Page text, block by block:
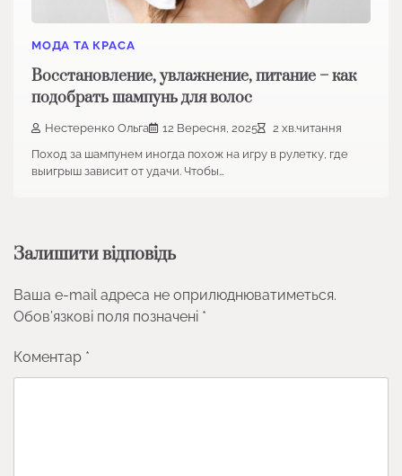
МОДА ТА КРАСА
Восстановление, увлажнение, питание – как
подобрать шампунь для волос
Нестеренко Ольга 12 Вересня, 2025
2 хв.читання
Поход за шампунем иногда похож на игру в рулетку, где
выигрыш зависит от удачи. Чтобы…
Залишити відповідь
Ваша e-mail адреса не оприлюднюватиметься.
Обов’язкові поля позначені *
Коментар *